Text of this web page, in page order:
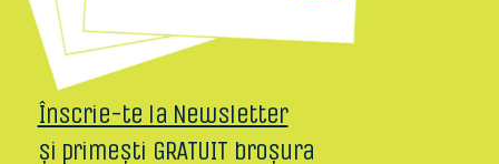
Înscrie-te la Newsletter
și primești GRATUIT broșura